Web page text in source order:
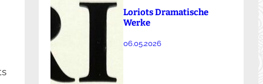
Loriots Dramatische
Werke
06.05.2026